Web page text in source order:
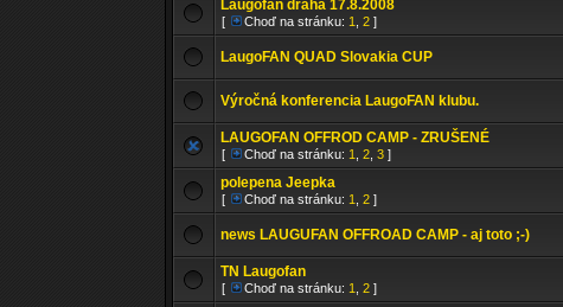
Laugofan dráha 17.8.2008
[ Choď na stránku: 1 2]
LaugoFAN QUAD Slovakia CUP
Výročná konferencia LaugoFAN klubu.
LAUGOFAN OFFROD CAMP - ZRUŠENÉ
[ Choď na stránku: 1 2, 3]
polepena Jeepka
[ Choď na stránku: 1 2]
news LAUGUFAN OFFROAD CAMP - aj toto ;-)
TN Laugofan
[ Choď na stránku: 1 2]